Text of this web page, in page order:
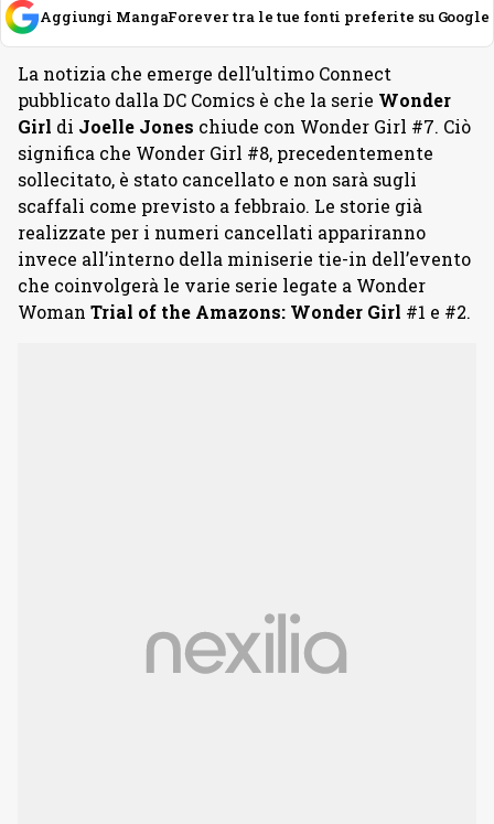
Aggiungi MangaForever tra le tue fonti preferite su Google
La notizia che emerge dell’ultimo Connect
pubblicato dalla DC Comics è che la serie Wonder
Girl di Joelle Jones chiude con Wonder Girl #7. Ciò
significa che Wonder Girl #8, precedentemente
sollecitato, è stato cancellato e non sarà sugli
scaffali come previsto a febbraio. Le storie già
realizzate per i numeri cancellati appariranno
invece all’interno della miniserie tie-in dell’evento
che coinvolgerà le varie serie legate a Wonder
Woman Trial of the Amazons: Wonder Girl #1 e #2.